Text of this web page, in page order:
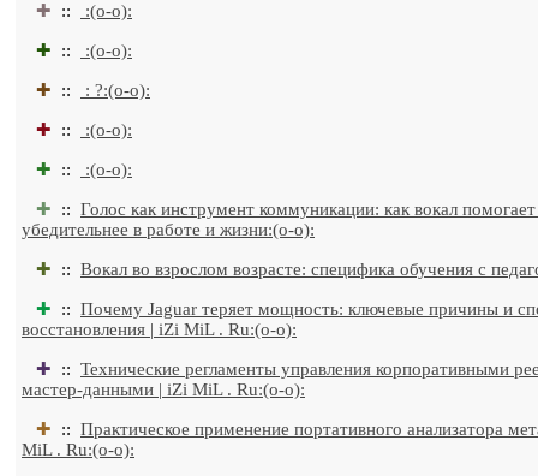
✚ :: :(o-o):
✚ :: :(o-o):
✚ :: : ?:(o-o):
✚ :: :(o-o):
✚ :: :(o-o):
✚ :: Голос как инструмент коммуникации: как вокал помогает
убедительнее в работе и жизни:(o-o):
✚ :: Вокал во взрослом возрасте: специфика обучения с
✚ :: Почему Jaguar теряет мощность: ключевые причины и
восстановления | iZi MiL . Ru:(o-o):
✚ :: Технические регламенты управления корпоративными
мастер-данными | iZi MiL . Ru:(o-o):
✚ :: Практическое применение портативного анализатора
MiL . Ru:(o-o):